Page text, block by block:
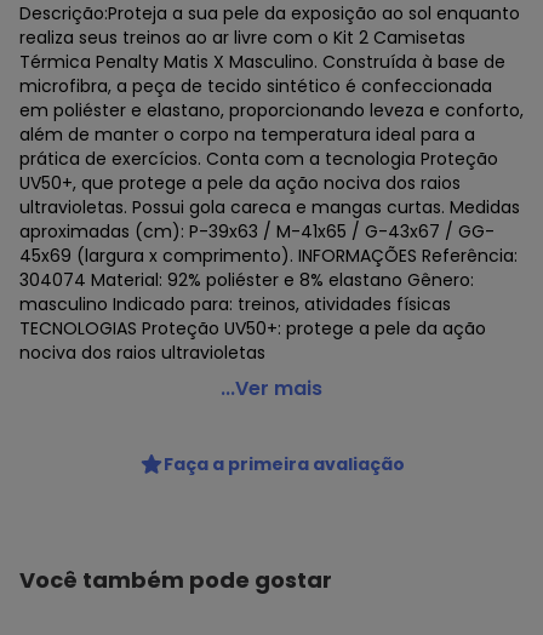
Descrição:Proteja a sua pele da exposição ao sol enquanto
realiza seus treinos ao ar livre com o Kit 2 Camisetas
Térmica Penalty Matis X Masculino. Construída à base de
microfibra, a peça de tecido sintético é confeccionada
em poliéster e elastano, proporcionando leveza e conforto,
além de manter o corpo na temperatura ideal para a
prática de exercícios. Conta com a tecnologia Proteção
UV50+, que protege a pele da ação nociva dos raios
ultravioletas. Possui gola careca e mangas curtas. Medidas
aproximadas (cm): P-39x63 / M-41x65 / G-43x67 / GG-
45x69 (largura x comprimento). INFORMAÇÕES Referência:
304074 Material: 92% poliéster e 8% elastano Gênero:
masculino Indicado para: treinos, atividades físicas
TECNOLOGIAS Proteção UV50+: protege a pele da ação
nociva dos raios ultravioletas
Penalty - Kit 2 Camisetas Térmicas Penalty Matis X
Código do produto: 22924257
...Ver mais
Faça a primeira avaliação
Você também pode gostar